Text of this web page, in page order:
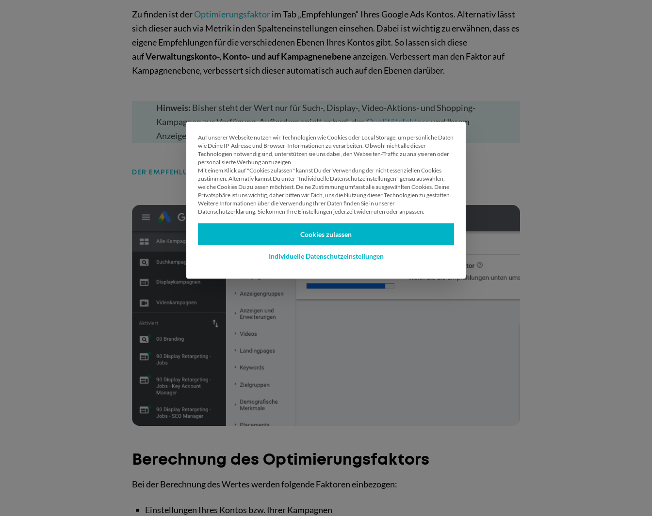
Zu finden ist derOptimierungsfaktorim Tab „Empfehlungen“ Ihres Google Ads Kontos. Alternativ lässt
sich dieser auch via Metrik in den Spalteneinstellungen einsehen. Dabei ist wichtig zu erwähnen, dass es
eigene Empfehlungen für die verschiedenen Ebenen Ihres Kontos gibt. So lassen sich diese
aufVerwaltungskonto-, Konto- und auf Kampagnenebene anzeigen. Verbessert man den Faktor auf
Kampagnenebene, verbessert sich dieser automatisch auch auf den Ebenen darüber.
Hinweis: Bisher steht der Wert nur für Such-, Display-, Video-Aktions- und Shopping-
Kampagnen zur Verfügung. Außerdem spielt er bzgl. desQualitätsfaktorsund Ihrem
Anzeigenrang keine Rolle.
DER EMPFEHLUNGSTAB FÜR DEN OPTIMIERUNGSFAKTOR
Berechnung des Optimierungsfaktors
Bei der Berechnung des Wertes werden folgende Faktoren einbezogen:
Einstellungen Ihres Kontos bzw. Ihrer Kampagnen
Wir verwenden Cookies 🍪
Auf unserer Webseite nutzen wir Technologien wie Cookies oder Local Storage, um persönliche Daten
wie Deine IP-Adresse und Browser-Informationen zu verarbeiten. Obwohl nicht alle dieser
Technologien notwendig sind, unterstützen sie uns dabei, den Webseiten-Traffic zu analysieren oder
personalisierte Werbung anzuzeigen.
Mit einem Klick auf "Cookies zulassen" kannst Du der Verwendung der nicht essenziellen Cookies
zustimmen. Alternativ kannst Du unter "Individuelle Datenschutzeinstellungen" genau auswählen,
welche Cookies Du zulassen möchtest. Deine Zustimmung umfasst alle ausgewählten Cookies. Deine
Privatsphäre ist uns wichtig, daher bitten wir Dich, uns die Nutzung dieser Technologien zu gestatten.
Weitere Informationen über die Verwendung Ihrer Daten finden Sie in unserer
Datenschutzerklärung. Sie können Ihre Einstellungen jederzeit widerrufen oder anpassen.
Cookies zulassen
Individuelle Datenschutzeinstellungen